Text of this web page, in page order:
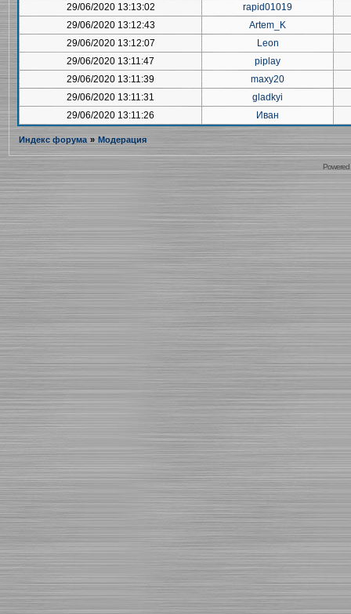
29/06/2020 13:13:02
rapid01019
29/06/2020 13:12:43
Artem_K
29/06/2020 13:12:07
Leon
29/06/2020 13:11:47
piplay
29/06/2020 13:11:39
maxy20
29/06/2020 13:11:31
gladkyi
29/06/2020 13:11:26
Иван
Индекс форума » Модерация